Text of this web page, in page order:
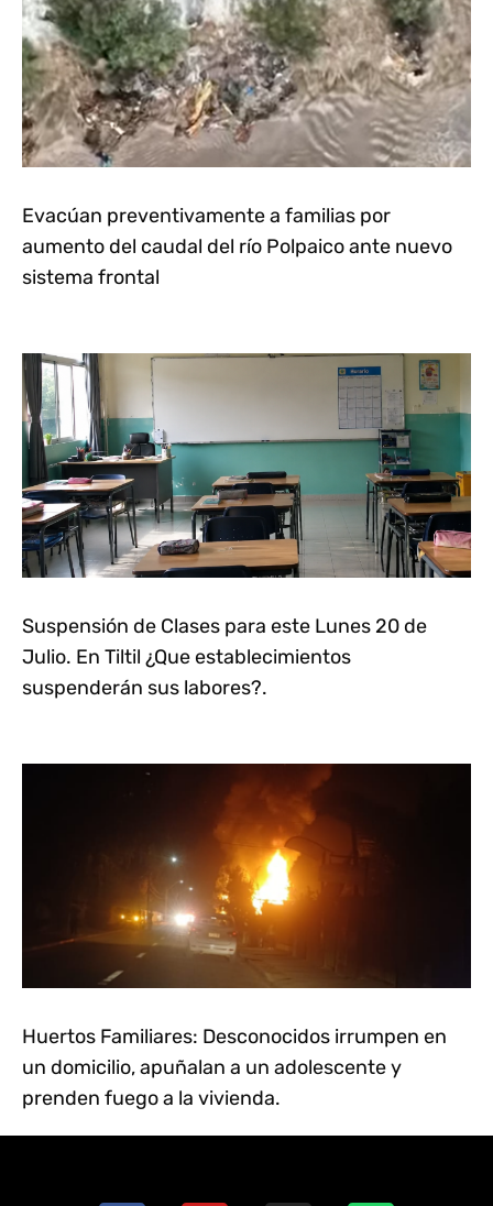
Evacúan preventivamente a familias por
aumento del caudal del río Polpaico ante nuevo
sistema frontal
Suspensión de Clases para este Lunes 20 de
Julio. En Tiltil ¿Que establecimientos
suspenderán sus labores?.
Huertos Familiares: Desconocidos irrumpen en
un domicilio, apuñalan a un adolescente y
prenden fuego a la vivienda.